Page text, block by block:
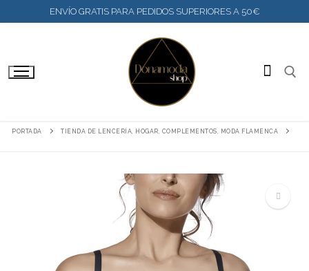
ENVÍO GRATIS PARA PEDIDOS SUPERIORES A 50€
PORTADA TIENDA DE LENCERÍA, HOGAR, COMPLEMENTOS, MODA FLAMENCA